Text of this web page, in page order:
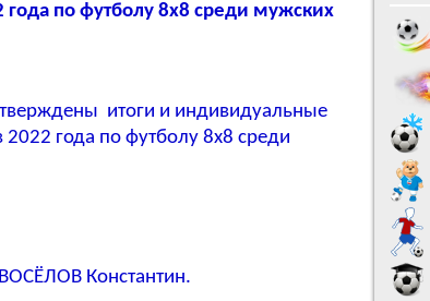
по футболу 8х8 среди мужских
итоги и индивидуальные
года по футболу 8х8 среди
Константин.